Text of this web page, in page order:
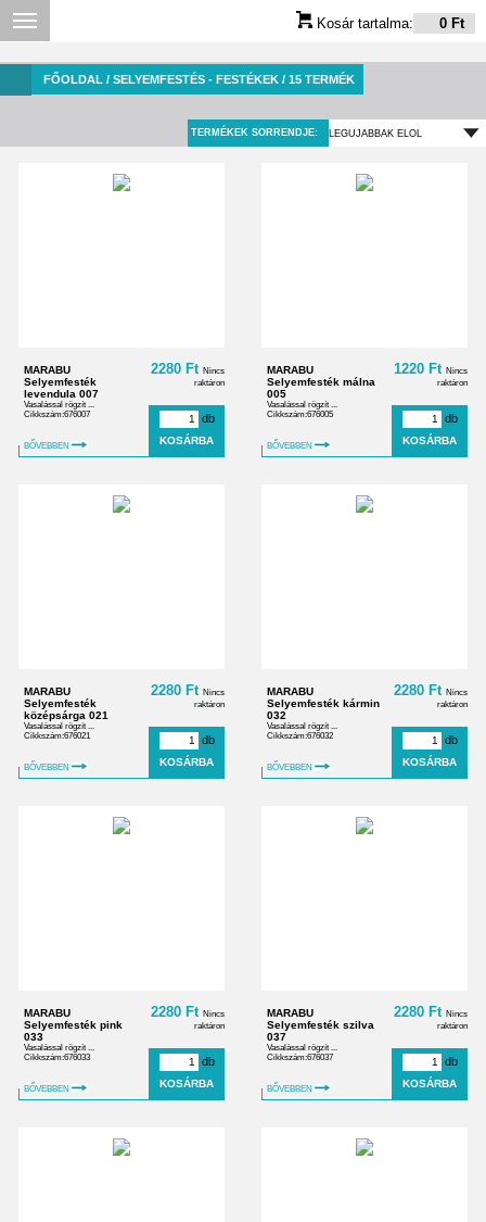
Kosár tartalma: 0 Ft
FŐOLDAL / SELYEMFESTÉS - FESTÉKEK / 15 TERMÉK
TERMÉKEK SORRENDJE:
MARABU
Selyemfesték
levendula 007
Vasalással rögzít ...
Cikkszám:676007
BŐVEBBEN
2280 Ft Nincs
raktáron
db
MARABU
Selyemfesték málna
005
Vasalással rögzít ...
Cikkszám:676005
BŐVEBBEN
1220 Ft Nincs
raktáron
db
MARABU
Selyemfesték
középsárga 021
Vasalással rögzít ...
Cikkszám:676021
BŐVEBBEN
2280 Ft Nincs
raktáron
db
MARABU
Selyemfesték kármin
032
Vasalással rögzít ...
Cikkszám:676032
BŐVEBBEN
2280 Ft Nincs
raktáron
db
MARABU
Selyemfesték pink
033
Vasalással rögzít ...
Cikkszám:676033
BŐVEBBEN
2280 Ft Nincs
raktáron
db
MARABU
Selyemfesték szilva
037
Vasalással rögzít ...
Cikkszám:676037
BŐVEBBEN
2280 Ft Nincs
raktáron
db